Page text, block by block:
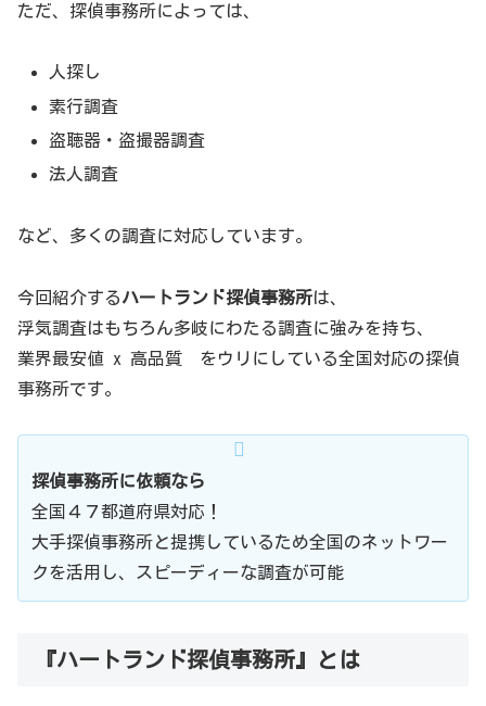
ただ、探偵事務所によっては、
人探し
素行調査
盗聴器・盗撮器調査
法人調査
など、多くの調査に対応しています。
今回紹介するハートランド探偵事務所は、
浮気調査はもちろん多岐にわたる調査に強みを持ち、
業界最安値 x 高品質 をウリにしている全国対応の探偵
事務所です。
探偵事務所に依頼なら
全国４７都道府県対応！
大手探偵事務所と提携しているため全国のネットワー
クを活用し、スピーディーな調査が可能
『ハートランド探偵事務所』とは